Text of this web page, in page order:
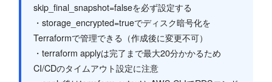
skip_final_snapshot=falseを必ず設定する
・storage_encrypted=trueでディスク暗号化を
Terraformで管理できる（作成後に変更不可）
・terraform applyは完了まで最大20分かかるため
CI/CDのタイムアウト設定に注意